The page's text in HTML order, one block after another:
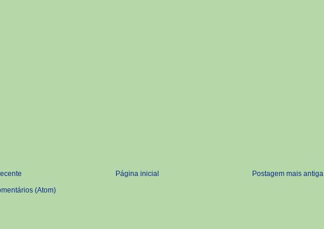
Postagem mais antiga
Página inicial
(Atom)